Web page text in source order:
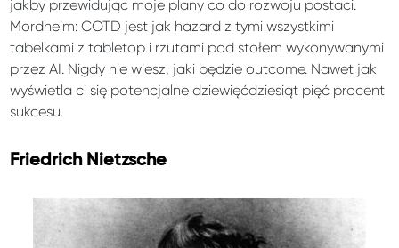
jakby przewidując moje plany co do rozwoju postaci.
Mordheim: COTD jest jak hazard z tymi wszystkimi
tabelkami z tabletop i rzutami pod stołem wykonywanymi
przez AI. Nigdy nie wiesz, jaki będzie outcome. Nawet jak
wyświetla ci się potencjalne dziewięćdziesiąt pięć procent
sukcesu.
Friedrich Nietzsche